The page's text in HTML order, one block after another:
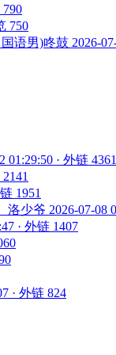
790
750
国语男)咚鼓 2026-
01:29:50 · 外链 4361
1951
洛少爷 2026-07-08
· 外链 1407
· 外链 824